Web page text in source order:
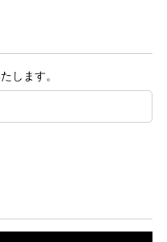
します。